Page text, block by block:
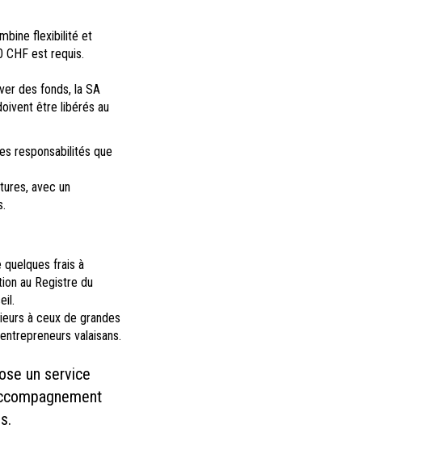
flexibilité et
CHF est requis.
des fonds, la SA
être libérés au
responsabilités que
avec un
quelques frais à
au Registre du
à ceux de grandes
valaisans.
un service